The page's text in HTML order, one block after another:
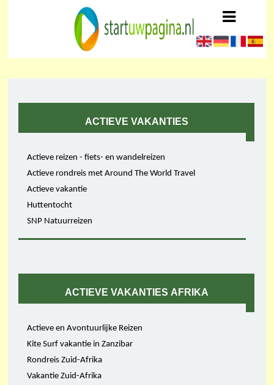
ACTIEVE VAKANTIES
Actieve reizen - fiets- en wandelreizen
Actieve rondreis met Around The World Travel
Actieve vakantie
Huttentocht
SNP Natuurreizen
ACTIEVE VAKANTIES AFRIKA
Actieve en Avontuurlijke Reizen
Kite Surf vakantie in Zanzibar
Rondreis Zuid-Afrika
Vakantie Zuid-Afrika